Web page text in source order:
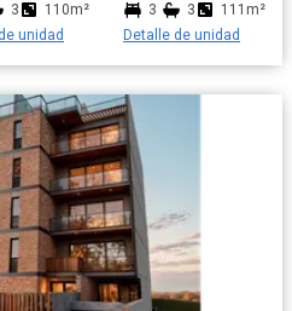
3
110m²
unidad
3 3
111m²
Detalle de unidad